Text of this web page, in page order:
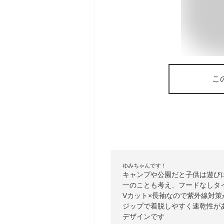
こ
ゆみちゃんです！
キャンプや公園だと子供は遊
一のことも考え、フードなし
Vカット×長袖なので紫外線対
ジップで着脱しやすく速乾性
デザインです